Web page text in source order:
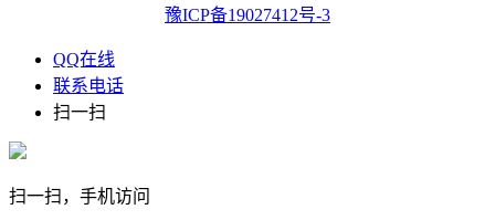
豫ICP备19027412号-3
QQ在线
联系电话
扫一扫
扫一扫，手机访问